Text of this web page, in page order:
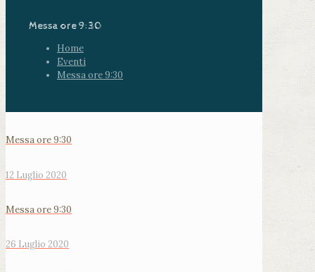
Messa ore 9:30
Home
Eventi
Messa ore 9:30
Messa ore 9:30
12 Luglio 2020
Messa ore 9:30
26 Luglio 2020